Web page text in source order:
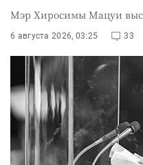
Мэр Хиросимы Мацуи
6 августа 2026, 03:25 33